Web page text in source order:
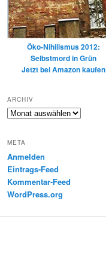
Öko-Nihilismus 2012:
Selbstmord in Grün
Jetzt bei Amazon kaufen
ARCHIV
Archiv
META
Anmelden
Eintrags-Feed
Kommentar-Feed
WordPress.org